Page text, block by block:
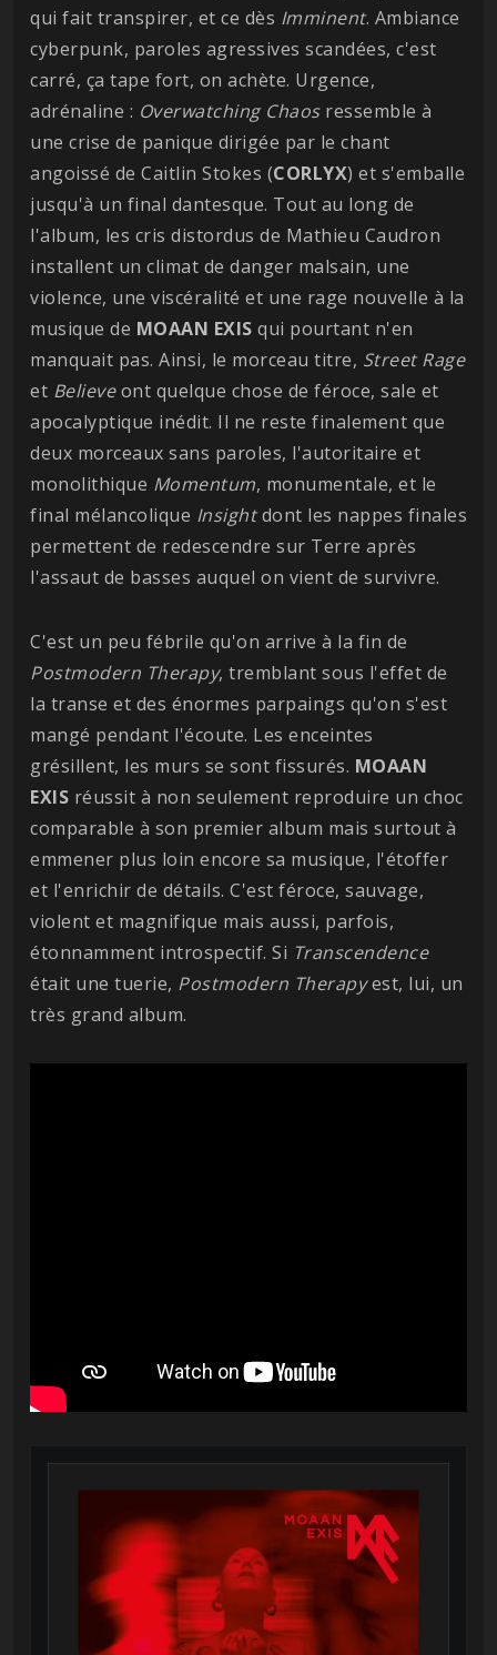
qui fait transpirer, et ce dès Imminent. Ambiance
cyberpunk, paroles agressives scandées, c'est
carré, ça tape fort, on achète. Urgence,
adrénaline : Overwatching Chaosressemble à
une crise de panique dirigée par le chant
angoissé de Caitlin Stokes (CORLYX) et s'emballe
jusqu'à un final dantesque. Tout au long de
l'album, les cris distordus de Mathieu Caudron
installent un climat de danger malsain, une
violence, une viscéralité et une rage nouvelle à la
musique de MOAAN EXIS qui pourtant n'en
manquait pas. Ainsi, le morceau titre, Street Rage
et Believeont quelque chose de féroce, sale et
apocalyptique inédit. Il ne reste finalement que
deux morceaux sans paroles, l'autoritaire et
monolithique Momentum, monumentale, et le
final mélancolique Insightdont les nappes finales
permettent de redescendre sur Terre après
l'assaut de basses auquel on vient de survivre.
C'est un peu fébrile qu'on arrive à la fin de
Postmodern Therapy, tremblant sous l'effet de
la transe et des énormes parpaings qu'on s'est
mangé pendant l'écoute. Les enceintes
grésillent, les murs se sont fissurés. MOAAN
EXIS réussit à non seulement reproduire un choc
comparable à son premier album mais surtout à
emmener plus loin encore sa musique, l'étoffer
et l'enrichir de détails. C'est féroce, sauvage,
violent et magnifique mais aussi, parfois,
étonnamment introspectif. Si Transcendence
était une tuerie, Postmodern Therapyest, lui, un
très grand album.